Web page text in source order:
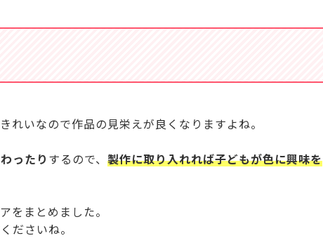
れいなので作品の見栄えが良くなりますよね。
ったり するので、 製作に取り入れれば子どもが色に興味を
をまとめました。
ださいね。